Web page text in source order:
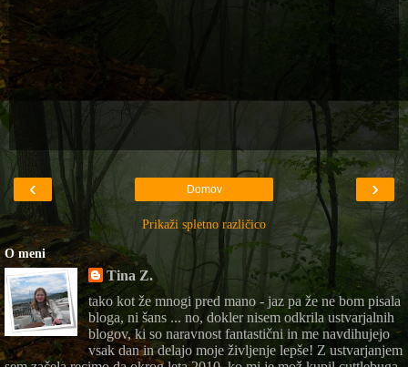
‹ ›
Domov
Prikaži spletno različico
O meni
Tina Z.
tako kot že mnogi pred mano - jaz pa že ne bom pisala
bloga, ni šans ... no, dokler nisem odkrila ustvarjalnih
blogov, ki so naravnost fantastični in me navdihujejo
vsak dan in delajo moje življenje lepše! Z ustvarjanjem